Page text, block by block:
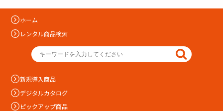
ホーム
レンタル商品検索
新規導入商品
デジタルカタログ
ピックアップ商品